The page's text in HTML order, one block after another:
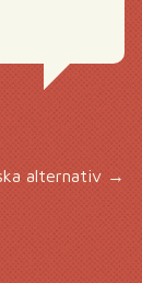
alternativ →